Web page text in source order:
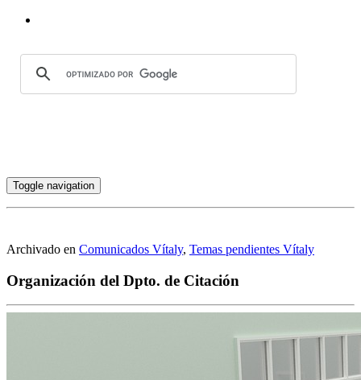
Toggle navigation
Archivado en Comunicados Vítaly, Temas pendientes Vítaly
Organización del Dpto. de Citación